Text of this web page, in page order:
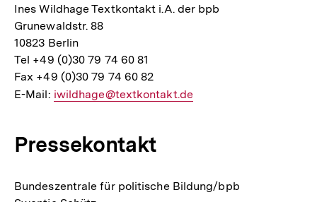
Ines Wildhage Textkontakt i.A. der bpb
Grunewaldstr. 88
10823 Berlin
Tel +49 (0)30 79 74 60 81
Fax +49 (0)30 79 74 60 82
E-Mail: E-
iwildhage@textkontakt.de
Pressekontakt
Bundeszentrale für politische Bildung/bpb